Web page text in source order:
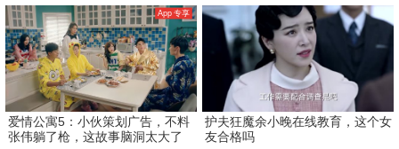
App 专享
爱情公寓5：小伙策划广告，不料
张伟躺了枪，这故事脑洞太大了
护夫狂魔余小晚在线教育，这个女
友合格吗